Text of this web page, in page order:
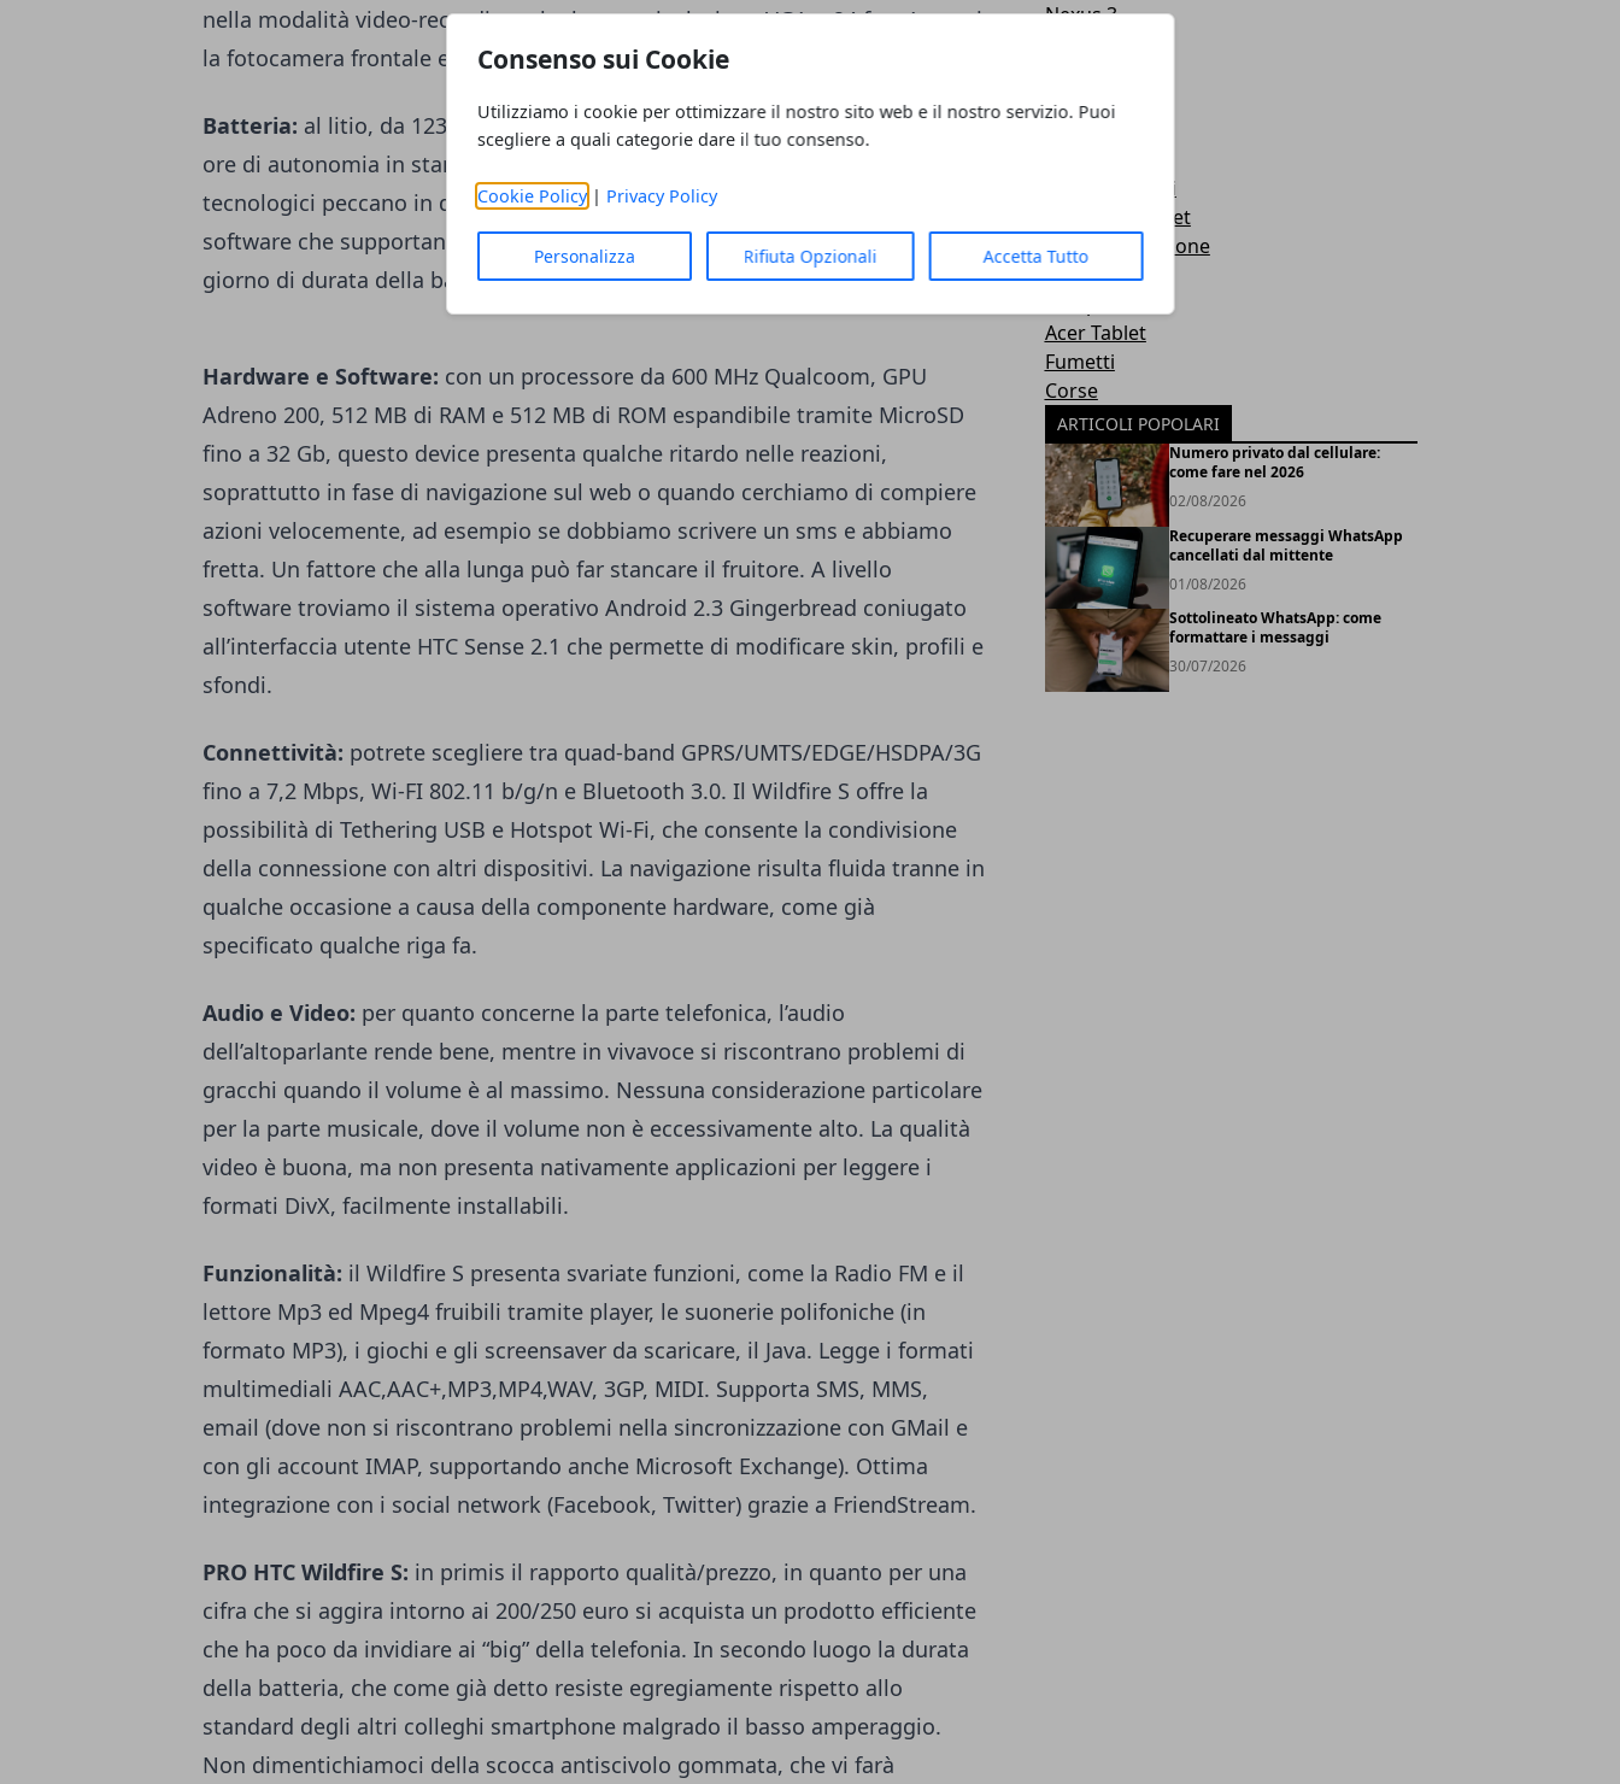
Consenso sui Cookie
Utilizziamo i cookie per ottimizzare il nostro sito web e il nostro servizio. Puoi
scegliere a quali categorie dare il tuo consenso.
Cookie Policy| Privacy Policy
Personalizza Rifiuta Opzionali Accetta Tutto
nella modalità video-recording, che ha una risoluzione VGA a 24 fps. Assenti
la fotocamera frontale e la funzione HD.
Batteria: al litio, da 1230 mAh, 510 min di autonomia di conversazione, 450
ore di autonomia in standby. Nonostante sia risaputo che i nuovi dispositivi
tecnologici peccano in durata, il Wildfire S grazie al connubio tra hardware e
software che supportano lo scarso amperaggio, arriva tranquillamente a un
giorno di durata della batteria senza troppi problemi.
Hardware e Software: con un processore da 600 MHz Qualcoom, GPU
Adreno 200, 512 MB di RAM e 512 MB di ROM espandibile tramite MicroSD
fino a 32 Gb, questo device presenta qualche ritardo nelle reazioni,
soprattutto in fase di navigazione sul web o quando cerchiamo di compiere
azioni velocemente, ad esempio se dobbiamo scrivere un sms e abbiamo
fretta. Un fattore che alla lunga può far stancare il fruitore. A livello
software troviamo il sistema operativo Android 2.3 Gingerbread coniugato
all’interfaccia utente HTC Sense 2.1 che permette di modificare skin, profili e
sfondi.
Connettività: potrete scegliere tra quad-band GPRS/UMTS/EDGE/HSDPA/3G
fino a 7,2 Mbps, Wi-FI 802.11 b/g/n e Bluetooth 3.0. Il Wildfire S offre la
possibilità di Tethering USB e Hotspot Wi-Fi, che consente la condivisione
della connessione con altri dispositivi. La navigazione risulta fluida tranne in
qualche occasione a causa della componente hardware, come già
specificato qualche riga fa.
Audio e Video: per quanto concerne la parte telefonica, l’audio
dell’altoparlante rende bene, mentre in vivavoce si riscontrano problemi di
gracchi quando il volume è al massimo. Nessuna considerazione particolare
per la parte musicale, dove il volume non è eccessivamente alto. La qualità
video è buona, ma non presenta nativamente applicazioni per leggere i
formati DivX, facilmente installabili.
Funzionalità: il Wildfire S presenta svariate funzioni, come la Radio FM e il
lettore Mp3 ed Mpeg4 fruibili tramite player, le suonerie polifoniche (in
formato MP3), i giochi e gli screensaver da scaricare, il Java. Legge i formati
multimediali AAC,AAC+,MP3,MP4,WAV, 3GP, MIDI. Supporta SMS, MMS,
email (dove non si riscontrano problemi nella sincronizzazione con GMail e
con gli account IMAP, supportando anche Microsoft Exchange). Ottima
integrazione con i social network (Facebook, Twitter) grazie a FriendStream.
PRO HTC Wildfire S: in primis il rapporto qualità/prezzo, in quanto per una
cifra che si aggira intorno ai 200/250 euro si acquista un prodotto efficiente
che ha poco da invidiare ai “big” della telefonia. In secondo luogo la durata
della batteria, che come già detto resiste egregiamente rispetto allo
standard degli altri colleghi smartphone malgrado il basso amperaggio.
Non dimentichiamoci della scocca antiscivolo gommata, che vi farà
Nexus 3
Ipad
Giochi sportivi
Motorola Tablet
Personalizzazione
Htc
Acer Tablet
Fumetti
Corse
ARTICOLI POPOLARI
Numero privato dal cellulare:
come fare nel 2026
02/08/2026
Recuperare messaggi WhatsApp
cancellati dal mittente
01/08/2026
Sottolineato WhatsApp: come
formattare i messaggi
30/07/2026